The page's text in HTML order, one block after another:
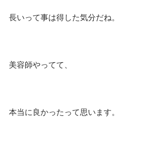
長いって事は得した気分だね。
美容師やってて、
本当に良かったって思います。